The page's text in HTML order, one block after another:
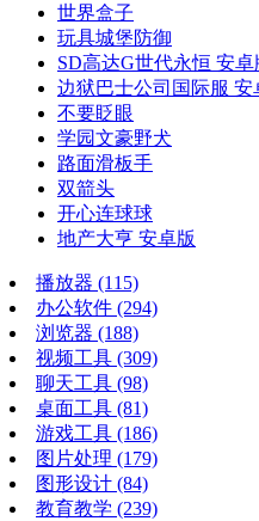
世界盒子
玩具城堡防御
SD高达G世代永恒 安卓
边狱巴士公司国际服 安
不要眨眼
学园文豪野犬
路面滑板手
双箭头
开心连球球
地产大亨 安卓版
播放器 (115)
办公软件 (294)
浏览器 (188)
视频工具 (309)
聊天工具 (98)
桌面工具 (81)
游戏工具 (186)
图片处理 (179)
图形设计 (84)
教育教学 (239)